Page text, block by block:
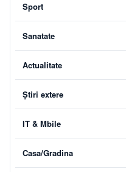
Sport
Sanatate
Actualitate
Știri extere
IT & Mbile
Casa/Gradina